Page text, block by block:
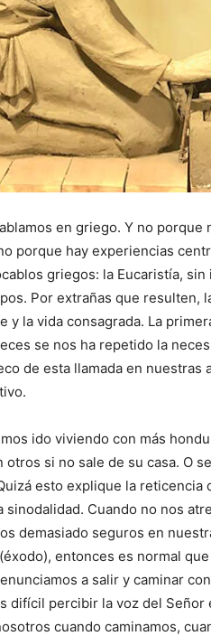
en griego. Y no
porque hay experiencias
griegos: la Eucaristía,
Por extrañas que resulten,
y la vida consagrada. La
se nos ha repetido la
de esta llamada en nuestras
ido viviendo con más
otros si no sale de su casa. O
esto explique la
sinodalidad. Cuando no nos
demasiado seguros en
entonces es normal
a salir y caminar
difícil percibir la voz del
cuando caminamos,